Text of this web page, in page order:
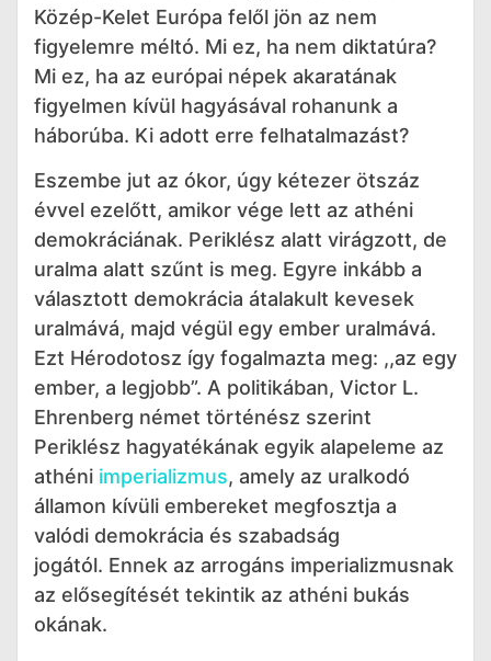
Közép-Kelet Európa felől jön az nem
figyelemre méltó. Mi ez, ha nem diktatúra?
Mi ez, ha az európai népek akaratának
figyelmen kívül hagyásával rohanunk a
háborúba. Ki adott erre felhatalmazást?
Eszembe jut az ókor, úgy kétezer ötszáz
évvel ezelőtt, amikor vége lett az athéni
demokráciának. Periklész alatt virágzott, de
uralma alatt szűnt is meg. Egyre inkább a
választott demokrácia átalakult kevesek
uralmává, majd végül egy ember uralmává.
Ezt Hérodotosz így fogalmazta meg: ,,az egy
ember, a legjobb”. A politikában, Victor L.
Ehrenberg német történész szerint
Periklész hagyatékának egyik alapeleme az
athéni imperializmus, amely az uralkodó
államon kívüli embereket megfosztja a
valódi demokrácia és szabadság
jogától. Ennek az arrogáns imperializmusnak
az elősegítését tekintik az athéni bukás
okának.